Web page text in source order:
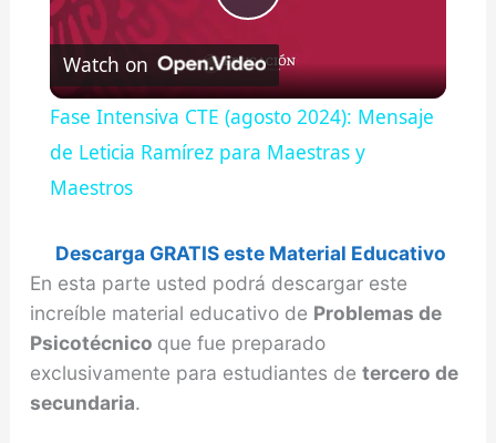
P
l
a
V
i
Watch on
Fase Intensiva CTE (agosto 2024): Mensaje
de Leticia Ramírez para Maestras y
Maestros
Descarga GRATIS este Material Educativo
En esta parte usted podrá descargar este
increíble material educativo de Problemas de
Psicotécnico que fue preparado
exclusivamente para estudiantes de tercero de
secundaria.